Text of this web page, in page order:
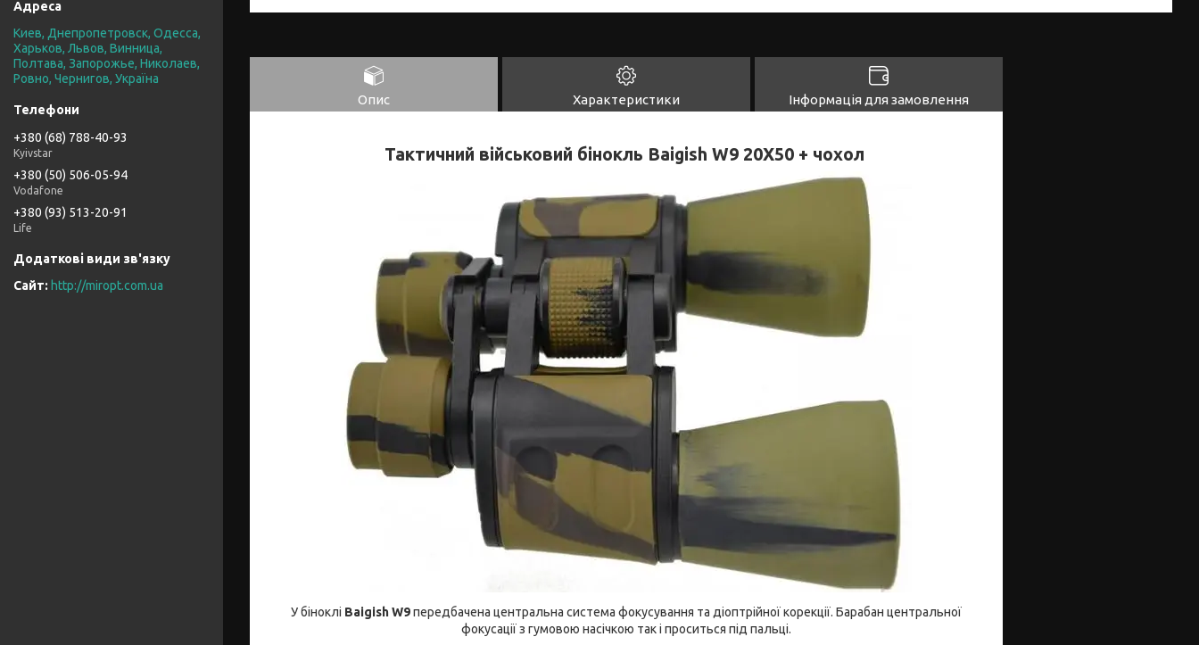
Опис Характеристики Інформація для замовлення
Тактичний військовий бінокль Baigish W9 20X50 + чохол
У біноклі Baigish W9передбачена центральна система фокусування та діоптрійної корекції. Барабан центральної
фокусації з гумовою насічкою так і проситься під пальці.
Киев, Днепропетровск, Одесса,
Харьков, Львов, Винница,
Полтава, Запорожье, Николаев,
Ровно, Чернигов, Україна
+380 (68) 788-40-93
Kyivstar
+380 (50) 506-05-94
Vodafone
+380 (93) 513-20-91
Life
http://miropt.com.ua